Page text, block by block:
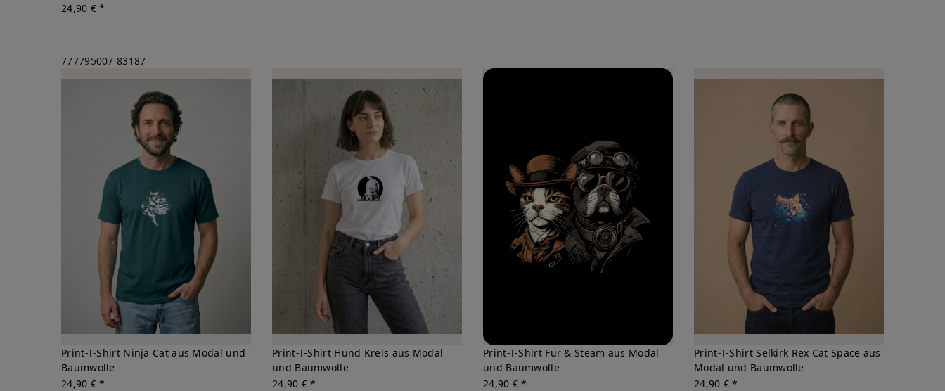
24,90 € *
777795007 83187
Print-T-Shirt Ninja Cat aus Modal und
Baumwolle
24,90 € *
Print-T-Shirt Hund Kreis aus Modal
und Baumwolle
24,90 € *
Print-T-Shirt Fur & Steam aus Modal
und Baumwolle
24,90 € *
Print-T-Shirt Selkirk Rex Cat Space aus
Modal und Baumwolle
24,90 € *